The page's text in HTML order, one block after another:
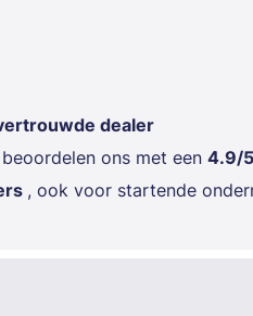
dealer
beoordelen ons met een 4.9/5
, ook voor startende